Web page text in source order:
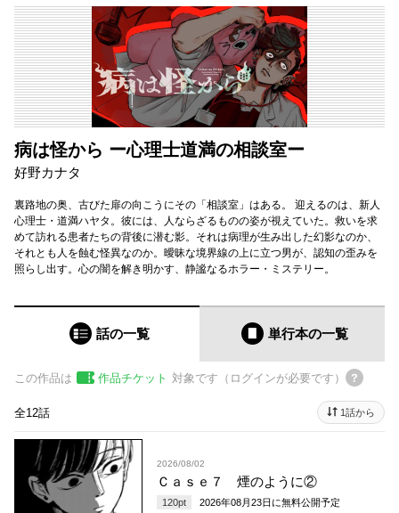
病は怪から ー心理士道満の相談室ー
好野カナタ
裏路地の奥、古びた扉の向こうにその「相談室」はある。 迎えるのは、新人
心理士・道満ハヤタ。彼には、人ならざるものの姿が視えていた。救いを求
めて訪れる患者たちの背後に潜む影。それは病理が生み出した幻影なのか、
それとも人を蝕む怪異なのか。曖昧な境界線の上に立つ男が、認知の歪みを
照らし出す。心の闇を解き明かす、静謐なるホラー・ミステリー。
話の一覧 単行本の一覧
この作品は 作品チケット 対象です（ログインが必要です）
全12話 1話から
2026/08/02
Ｃａｓｅ７ 煙のように②
120pt 2026年08月23日 に無料公開予定